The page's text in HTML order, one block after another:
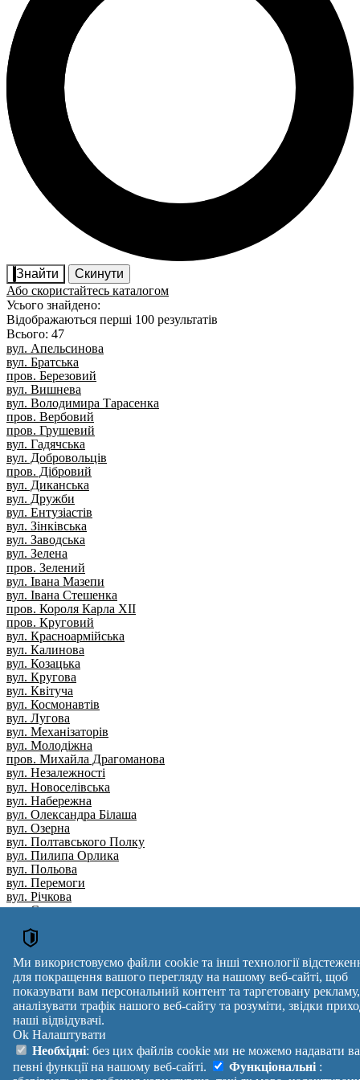
Знайти
Скинути
Або скористайтесь каталогом
Усього знайдено:
Відображаються перші 100 результатів
Всього: 47
вул. Апельсинова
вул. Братська
пров. Березовий
вул. Вишнева
вул. Володимира Тарасенка
пров. Вербовий
пров. Грушевий
вул. Гадячська
вул. Добровольців
пров. Дібровий
вул. Диканська
вул. Дружби
вул. Ентузіастів
вул. Зінківська
вул. Заводська
вул. Зелена
пров. Зелений
вул. Івана Мазепи
вул. Івана Стешенка
пров. Короля Карла XII
пров. Круговий
вул. Красноармійська
вул. Калинова
вул. Козацька
вул. Кругова
вул. Квітуча
вул. Космонавтів
вул. Лугова
вул. Механізаторів
вул. Молодіжна
пров. Михайла Драгоманова
вул. Незалежності
вул. Новоселівська
вул. Набережна
вул. Олександра Білаша
вул. Озерна
вул. Полтавського Полку
вул. Пилипа Орлика
вул. Польова
вул. Перемоги
вул. Річкова
вул. Садова
вул. Турбінна
вул. Центральна
вул. Шевченка
пров. Яблуновий
Вулиця
№ будинків
Індекс
reklama
Правила
Допомога
Платні
конфіденційності
Маніфест
зв'язок
Україна
Ми використовуємо файли cookie та інші технології
для покращення вашого перегляду на нашому веб-сайті, щоб
показувати вам персональний контент та таргетовану рекламу,
аналізувати трафік нашого веб-сайту та розуміти, звідки
наші відвідувачі.
Ok Налаштувати
Необхідні: без цих файлів cookie ми не можемо надавати
певні функції на нашому веб-сайті.
Функціональні :